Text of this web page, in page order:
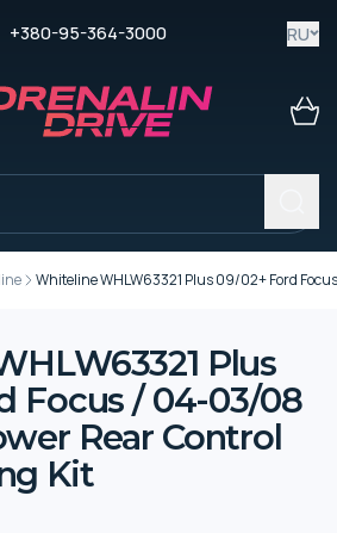
+380-95-364-3000 RU
Whiteline WHLW63321 Plus 09/02+ Ford
Plus
Focus / 04-03/08
Rear Control
Kit